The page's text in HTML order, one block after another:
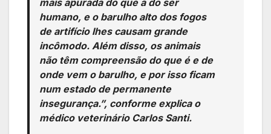
mais apurada do que a do ser
humano, e o barulho alto dos fogos
de artifício lhes causam grande
incômodo. Além disso, os animais
não têm compreensão do que é e de
onde vem o barulho, e por isso ficam
num estado de permanente
insegurança.”, conforme explica o
médico veterinário Carlos Santi.